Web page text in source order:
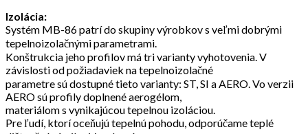
Izolácia:
Systém MB-86 patrí do skupiny výrobkov s veľmi dobrými
tepelnoizolačnými parametrami.
Konštrukcia jeho profilov má tri varianty vyhotovenia. V
závislosti od požiadaviek na tepelnoizolačné
parametre sú dostupné tieto varianty: ST, SI a AERO. Vo verzii
AERO sú profily doplnené aerogélom,
materiálom s vynikajúcou tepelnou izoláciou.
Pre ľudí, ktorí oceňujú tepelnú pohodu, odporúčame teplé